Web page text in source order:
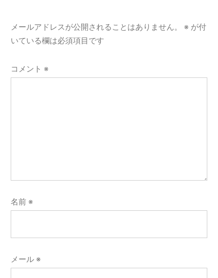
ンメールアドレスが公開されることはありません。 ※ が付
いている欄は必須項目です
コメント ※
名前 ※
メール ※